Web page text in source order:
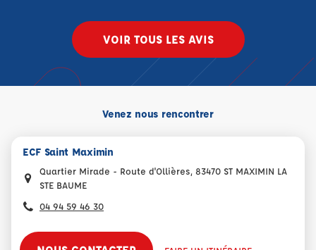
VOIR TOUS LES AVIS
Venez nous rencontrer
ECF Saint Maximin
Quartier Mirade - Route d'Ollières, 83470 ST MAXIMIN LA
STE BAUME
04 94 59 46 30